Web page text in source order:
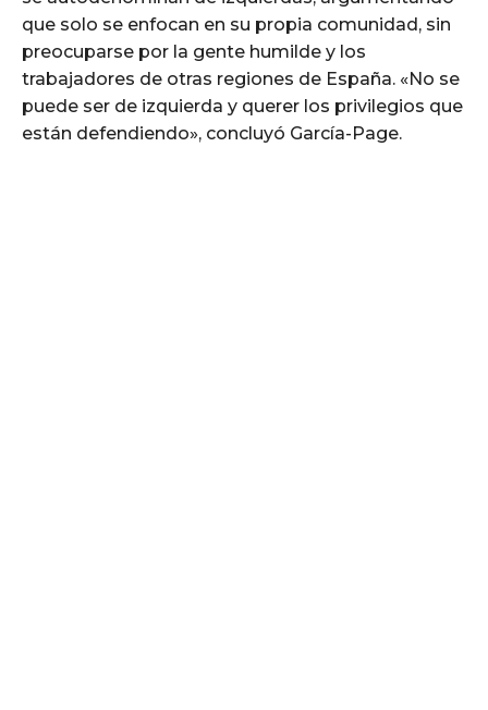
que solo se enfocan en su propia comunidad, sin
preocuparse por la gente humilde y los
trabajadores de otras regiones de España. «No se
puede ser de izquierda y querer los privilegios que
están defendiendo», concluyó García-Page.